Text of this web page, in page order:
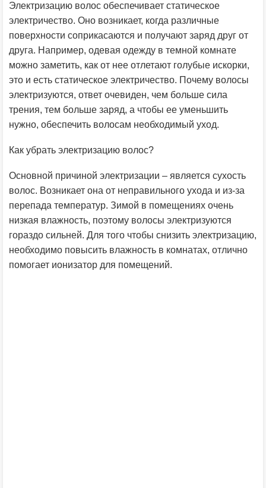
Электризацию волос обеспечивает статическое
электричество. Оно возникает, когда различные
поверхности соприкасаются и получают заряд друг от
друга. Например, одевая одежду в темной комнате
можно заметить, как от нее отлетают голубые искорки,
это и есть статическое электричество. Почему волосы
электризуются, ответ очевиден, чем больше сила
трения, тем больше заряд, а чтобы ее уменьшить
нужно, обеспечить волосам необходимый уход.
Как убрать электризацию волос?
Основной причиной электризации – является сухость
волос. Возникает она от неправильного ухода и из-за
перепада температур. Зимой в помещениях очень
низкая влажность, поэтому волосы электризуются
гораздо сильней. Для того чтобы снизить электризацию,
необходимо повысить влажность в комнатах, отлично
помогает ионизатор для помещений.